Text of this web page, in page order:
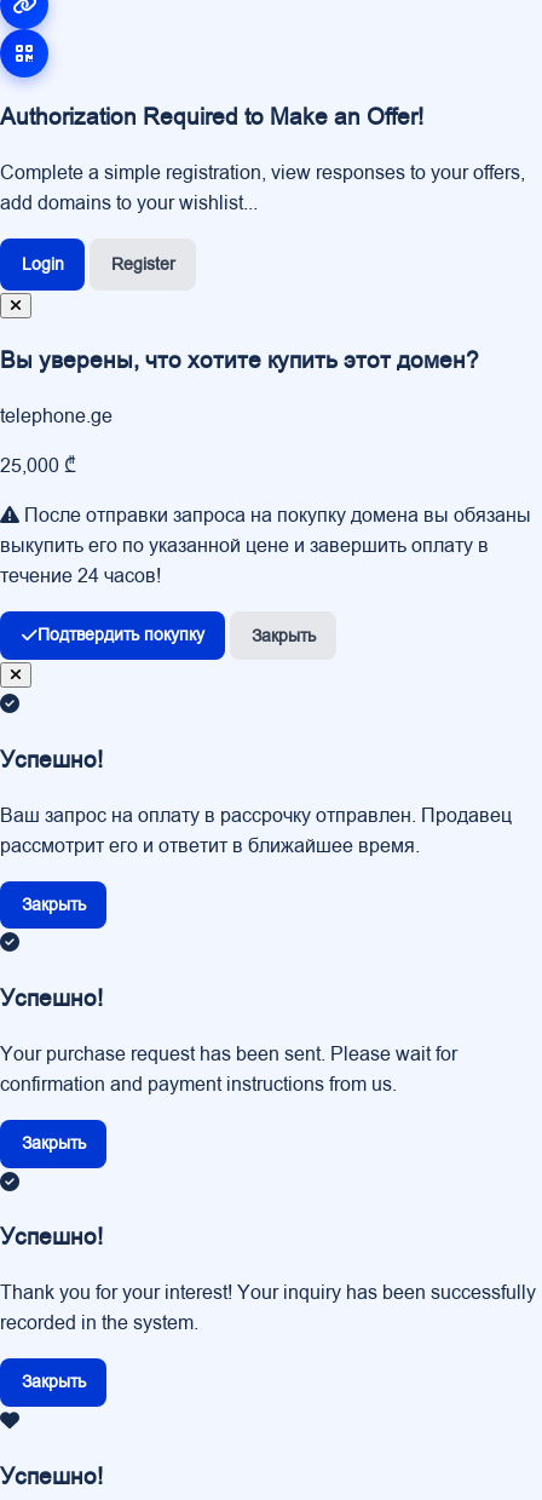
Authorization Required to Make an Offer!
Complete a simple registration, view responses to your offers,
add domains to your wishlist...
Login Register
Вы уверены, что хотите купить этот домен?
telephone.ge
25,000 ₾
После отправки запроса на покупку домена вы обязаны
выкупить его по указанной цене и завершить оплату в
течение 24 часов!
Подтвердить покупку Закрыть
Успешно!
Ваш запрос на оплату в рассрочку отправлен. Продавец
рассмотрит его и ответит в ближайшее время.
Закрыть
Успешно!
Your purchase request has been sent. Please wait for
confirmation and payment instructions from us.
Закрыть
Успешно!
Thank you for your interest! Your inquiry has been successfully
recorded in the system.
Закрыть
Успешно!